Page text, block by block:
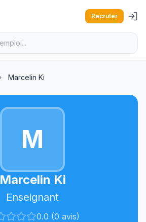
Recruter
Marcelin Ki
M
Marcelin Ki
Enseignant
0.0 (0 avis)